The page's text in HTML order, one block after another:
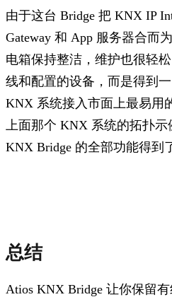
由于这台 Bridge 把 KNX IP
Gateway 和 App 服务器合而
电箱保持整洁，维护也很轻
线和配置的设备，而是得到
KNX 系统接入市面上最易用
上面那个 KNX 系统的拓扑
KNX Bridge 的全部功能得到
总结
Atios KNX Bridge 让你保留